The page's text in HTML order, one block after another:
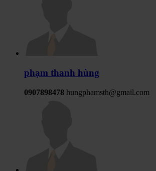
phạm thanh hùng
0907898478 hungphamsth@gmail.com